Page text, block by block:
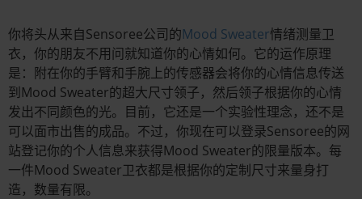
你将头从来自Sensoree公司的Mood Sweater情绪测量卫
衣，你的朋友不用问就知道你的心情如何。它的运作原理
是：附在你的手臂和手腕上的传感器会将你的心情信息传送
到Mood Sweater的超大尺寸领子，然后领子根据你的心情
发出不同颜色的光。目前，它还是一个实验性理念，还不是
可以面市出售的成品。不过，你现在可以登录Sensoree的网
站登记你的个人信息来获得Mood Sweater的限量版本。每
一件Mood Sweater卫衣都是根据你的定制尺寸来量身打
造，数量有限。